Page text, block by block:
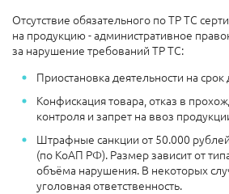
Отсутствие обязательного по ТР ТС
на продукцию - административное
за нарушение требований ТР ТС:
Приостановка деятельности на
Конфискация товара, отказ в
контроля и запрет на ввоз
Штрафные санкции от 50.000
(по КоАП РФ). Размер зависит от
объёма нарушения. В некоторых
уголовная ответственность.